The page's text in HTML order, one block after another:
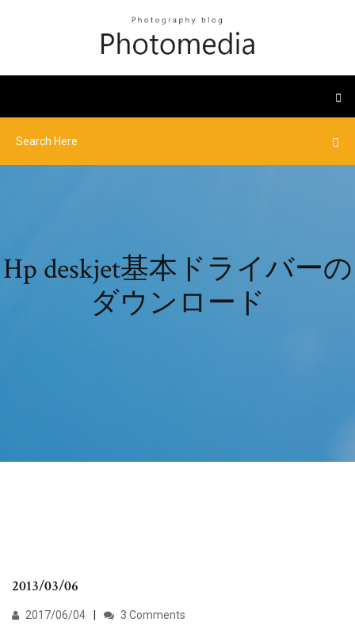
Hp deskjet基本ドライバーの
ダウンロード
2013/03/06
2017/06/04 3 Comments